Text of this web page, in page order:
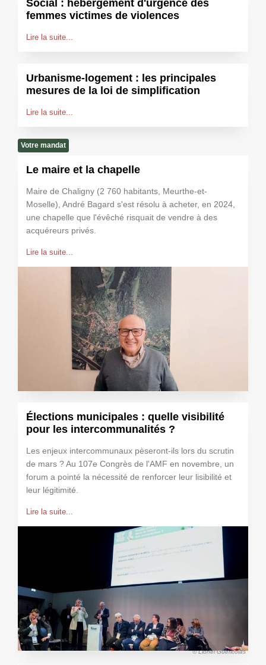
Social : hébergement d'urgence des
femmes victimes de violences
Lire la suite...
Urbanisme-logement : les principales
mesures de la loi de simplification
Lire la suite...
Votre mandat
Le maire et la chapelle
Maire de Chaligny (2 760 habitants, Meurthe-et-
Moselle), André Bagard s'est résolu à acheter, en 2024,
une chapelle que l'évêché risquait de vendre à des
acquéreurs privés.
Lire la suite...
Élections municipales : quelle visibilité
pour les intercommunalités ?
Les enjeux intercommunaux pèseront-ils lors du scrutin
de mars ? Au 107e Congrès de l'AMF en novembre, un
forum a pointé la nécessité de renforcer leur lisibilité et
leur légitimité.
Lire la suite...
© Lionel Guéricolas